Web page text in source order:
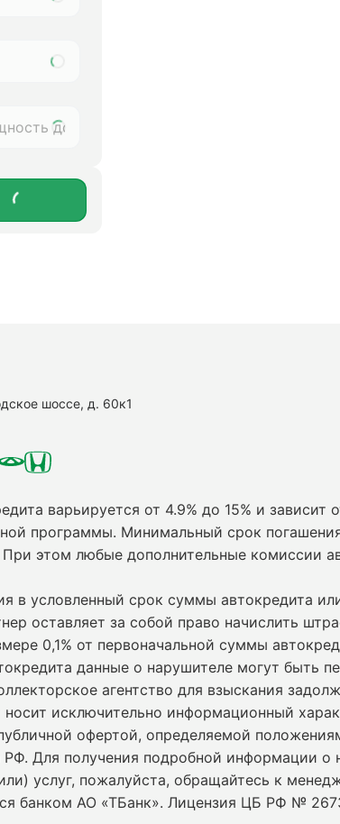
шоссе, д. 60к1
варьируется от 4.9% до 15% и зависит
программы. Минимальный срок
этом любые дополнительные комиссии
в условленный срок суммы автокредита
оставляет за собой право начислить
0,1% от первоначальной суммы
данные о нарушителе могут быть
агентство для взыскания
исключительно информационный
офертой, определяемой
РФ. Для получения подробной информации о
услуг, пожалуйста, обращайтесь к
банком АО «ТБанк». Лицензия ЦБ РФ №